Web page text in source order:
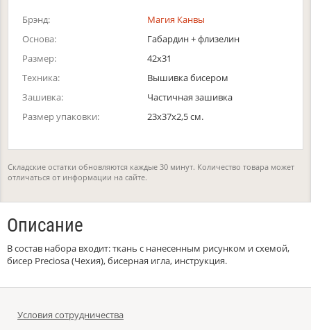
Брэнд:
Магия Канвы
Основа:
Габардин + флизелин
Размер:
42х31
Техника:
Вышивка бисером
Зашивка:
Частичная зашивка
Размер упаковки:
23x37x2,5 см.
Складские остатки обновляются каждые 30 минут. Количество товара может
отличаться от информации на сайте.
Описание
В состав набора входит: ткань с нанесенным рисунком и схемой,
бисер Preciosa (Чехия), бисерная игла, инструкция.
Условия сотрудничества